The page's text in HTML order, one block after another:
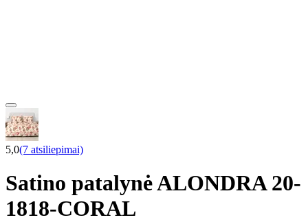
5,0(7 atsiliepimai)
Satino patalynė ALONDRA 20-
1818-CORAL